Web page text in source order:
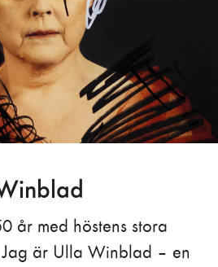
år med höstens stora
Jag är Ulla Winblad – en